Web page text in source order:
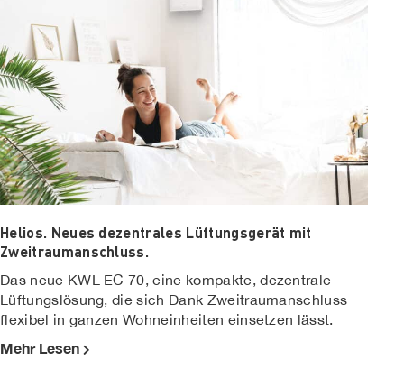
Helios. Neues dezentrales Lüftungsgerät mit
Zweitraumanschluss.
Das neue KWL EC 70, eine kompakte, dezentrale
Lüftungslösung, die sich Dank Zweitraumanschluss
flexibel in ganzen Wohneinheiten einsetzen lässt.
Mehr Lesen